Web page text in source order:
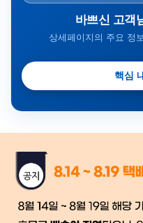
바쁘신 고객
상세페이지의 주요 정
핵심
금일 시세
시작 후 환불이 불가